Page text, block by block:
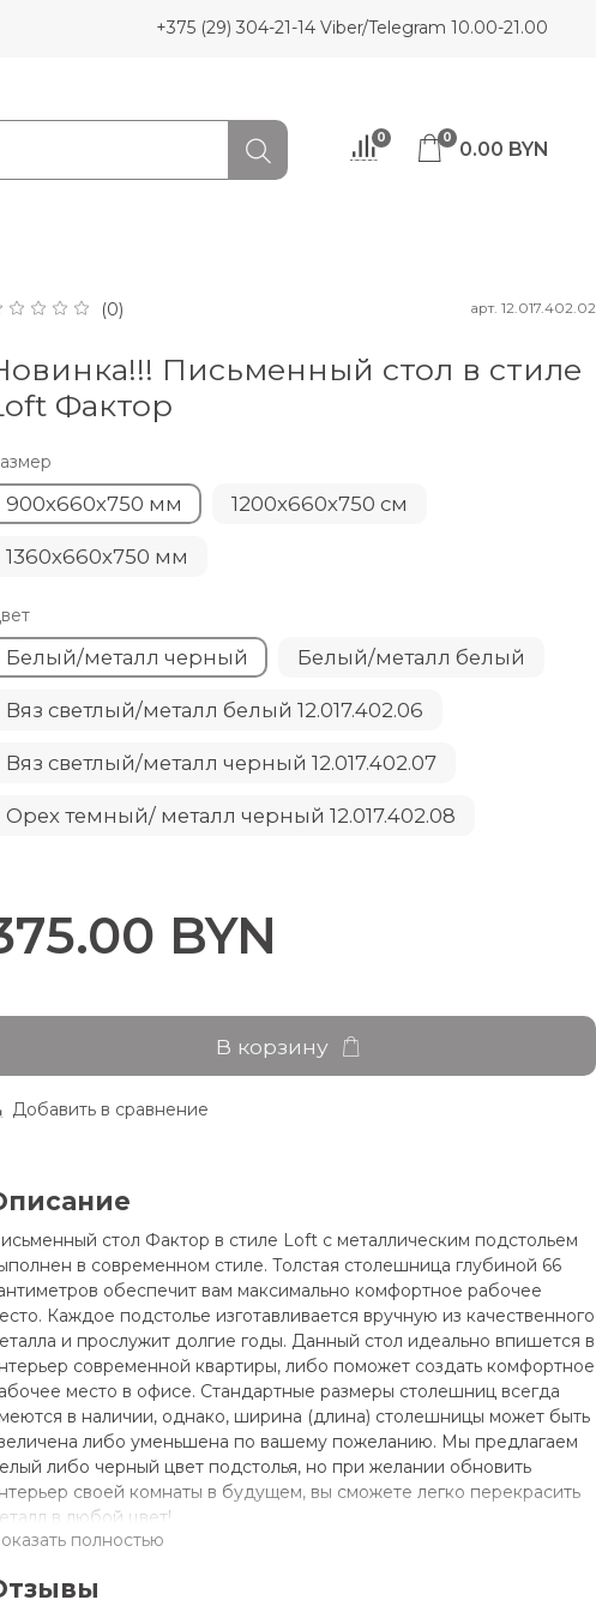
+375 (29) 304-21-14 Viber/Telegram 10.00-21.00
0 0 0.00 BYN
(0) арт. 12.017.402.02
Письменный стол в стиле
Фактор
900х660х750 мм 1200х660х750 см
1360х660х750 мм
Белый/металл черный Белый/металл белый
Вяз светлый/металл белый 12.017.402.06
Вяз светлый/металл черный 12.017.402.07
Орех темный/ металл черный 12.017.402.08
BYN
В корзину
Добавить в сравнение
стол Фактор в стиле Loft с металлическим подстольем
в современном стиле. Толстая столешница глубиной 66
обеспечит вам максимально комфортное рабочее
Каждое подстолье изготавливается вручную из качественного
и прослужит долгие годы. Данный стол идеально впишется в
современной квартиры, либо поможет создать комфортное
место в офисе. Стандартные размеры столешниц всегда
в наличии, однако, ширина (длина) столешницы может быть
либо уменьшена по вашему пожеланию. Мы предлагаем
либо черный цвет подстолья, но при желании обновить
своей комнаты в будущем, вы сможете легко перекрасить
в любой цвет!
в сборке!!!
полностью